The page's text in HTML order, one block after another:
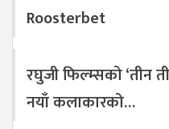
Roosterbet
रघुजी फिल्म्सको ‘तीन
नयाँ कलाकारको…